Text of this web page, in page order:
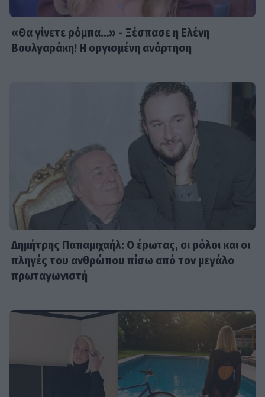
«Θα γίνετε ρόμπα…» - Ξέσπασε η Ελένη
Βουλγαράκη! Η οργισμένη ανάρτηση
Δημήτρης Παπαμιχαήλ: Ο έρωτας, οι ρόλοι και οι
πληγές του ανθρώπου πίσω από τον μεγάλο
πρωταγωνιστή